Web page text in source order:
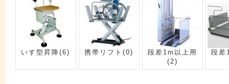
いす型昇降(6) 携帯リフト(0)
段差1m以上用
(2)
段差